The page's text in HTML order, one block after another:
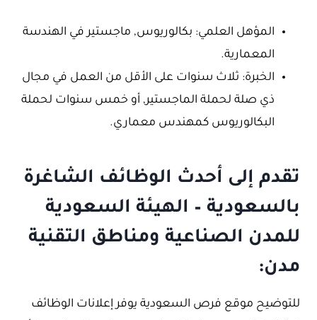
المؤهل العلمي: بكالوريوس, ماجستير في الهندسة
المعمارية.
الخبرة: ثلاث سنوات على الأقل من العمل في مجال
ذي صلة لحملة الماجستير, أو خمس سنوات لحملة
البكالوريوس كمهندس معماري.
تقدم إلى أحدث الوظائف الشاغرة
بالسعودية – الهيئة السعودية
للمدن الصناعية ومناطق التقنية
مدن:
للتوضيح موقع فرص السعودية يوفر إعلانات الوظائف